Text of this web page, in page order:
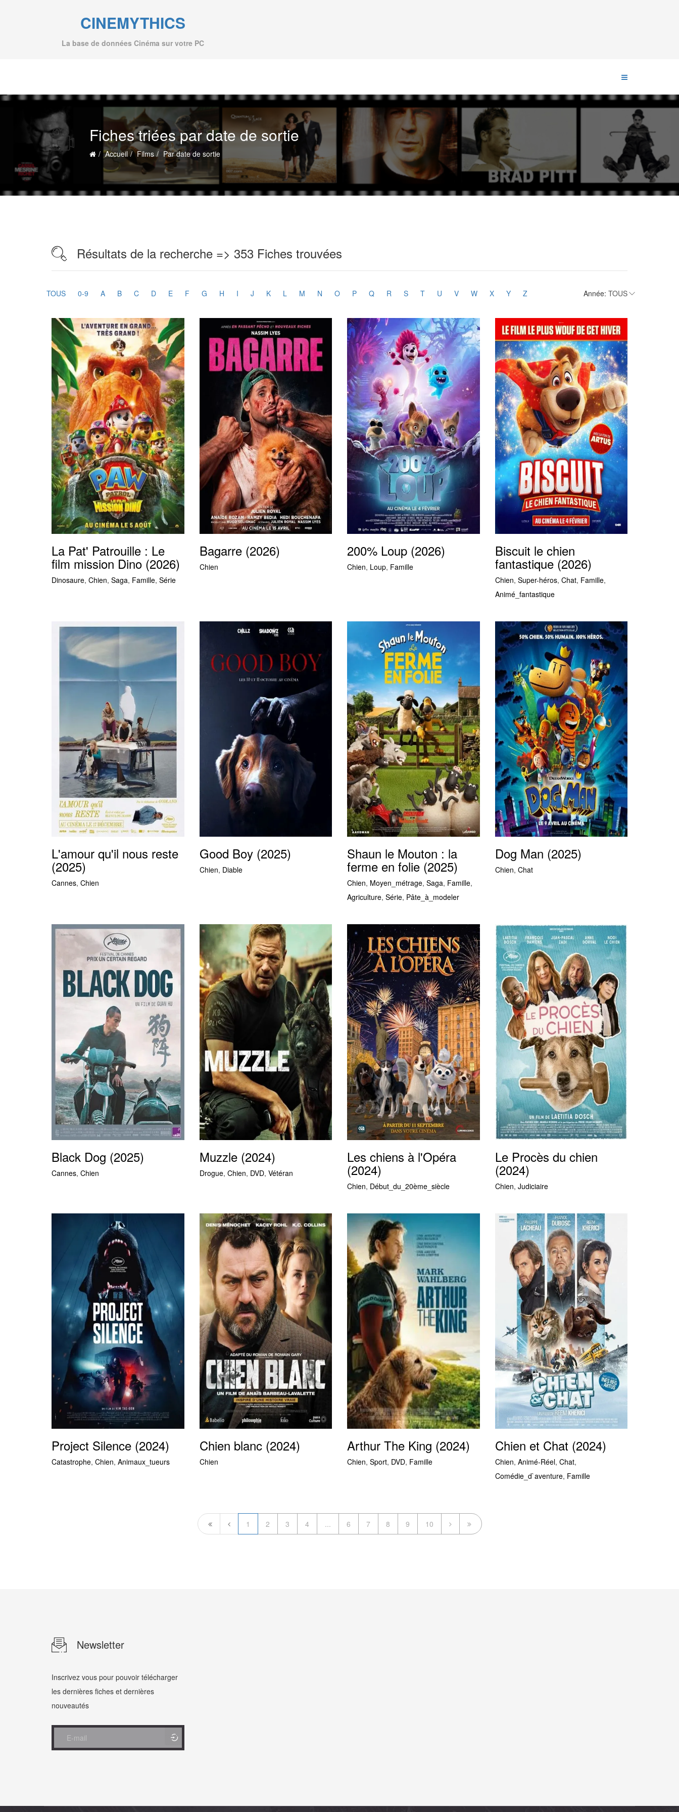
CINEMYTHICS
La base de données Cinéma sur votre PC
Fiches triées par date de sortie
Accueil Films Par date de sortie
Résultats de la recherche => 353 Fiches trouvées
TOUS 0-9 A B C D E F G H I J K L M N O P Q R S T U V W X Y Z Année:
La Pat' Patrouille : Le
film mission Dino (2026)
Dinosaure, Chien, Saga, Famille, Série
Bagarre (2026)
Chien
200% Loup (2026)
Chien, Loup, Famille
Biscuit le chien
fantastique (2026)
Chien, Super-héros, Chat, Famille,
Animé_fantastique
L'amour qu'il nous reste
(2025)
Cannes, Chien
Good Boy (2025)
Chien, Diable
Shaun le Mouton : la
ferme en folie (2025)
Chien, Moyen_métrage, Saga, Famille,
Agriculture, Série, Pâte_à_modeler
Dog Man (2025)
Chien, Chat
Black Dog (2025)
Cannes, Chien
Muzzle (2024)
Drogue, Chien, DVD, Vétéran
Les chiens à l'Opéra
(2024)
Chien, Début_du_20ème_siècle
Le Procès du chien
(2024)
Chien, Judiciaire
Project Silence (2024)
Catastrophe, Chien, Animaux_tueurs
Chien blanc (2024)
Chien
Arthur The King (2024)
Chien, Sport, DVD, Famille
Chien et Chat (2024)
Chien, Animé-Réel, Chat,
Comédie_d`aventure, Famille
1 2 3 4 ... 6 7 8 9 10
Newsletter
Inscrivez vous pour pouvoir télécharger
les dernières fiches et dernières
nouveautés